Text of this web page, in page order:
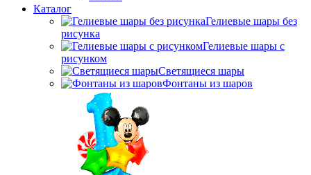
Каталог
Гелиевые шары без
рисунка
Гелиевые шары с
рисунком
Светящиеся шары
Фонтаны из шаров